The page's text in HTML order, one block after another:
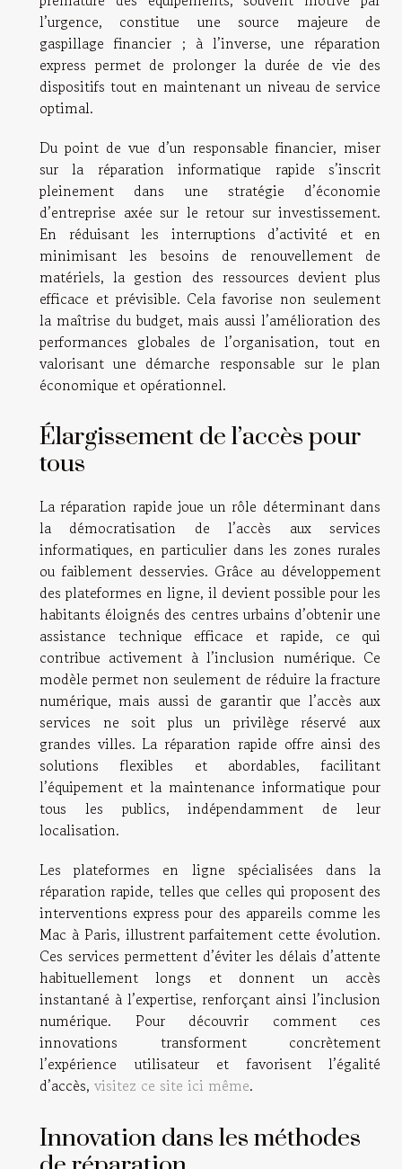
l’urgence, constitue une source majeure de
gaspillage financier ; à l’inverse, une réparation
express permet de prolonger la durée de vie des
dispositifs tout en maintenant un niveau de service
optimal.
Du point de vue d’un responsable financier, miser
sur la réparation informatique rapide s’inscrit
pleinement dans une stratégie d’économie
d’entreprise axée sur le retour sur investissement.
En réduisant les interruptions d’activité et en
minimisant les besoins de renouvellement de
matériels, la gestion des ressources devient plus
efficace et prévisible. Cela favorise non seulement
la maîtrise du budget, mais aussi l’amélioration des
performances globales de l’organisation, tout en
valorisant une démarche responsable sur le plan
économique et opérationnel.
Élargissement de l’accès pour
tous
La réparation rapide joue un rôle déterminant dans
la démocratisation de l’accès aux services
informatiques, en particulier dans les zones rurales
ou faiblement desservies. Grâce au développement
des plateformes en ligne, il devient possible pour les
habitants éloignés des centres urbains d’obtenir une
assistance technique efficace et rapide, ce qui
contribue activement à l’inclusion numérique. Ce
modèle permet non seulement de réduire la fracture
numérique, mais aussi de garantir que l’accès aux
services ne soit plus un privilège réservé aux
grandes villes. La réparation rapide offre ainsi des
solutions flexibles et abordables, facilitant
l’équipement et la maintenance informatique pour
tous les publics, indépendamment de leur
localisation.
Les plateformes en ligne spécialisées dans la
réparation rapide, telles que celles qui proposent des
interventions express pour des appareils comme les
Mac à Paris, illustrent parfaitement cette évolution.
Ces services permettent d’éviter les délais d’attente
habituellement longs et donnent un accès
instantané à l’expertise, renforçant ainsi l’inclusion
numérique. Pour découvrir comment ces
innovations transforment concrètement
l’expérience utilisateur et favorisent l’égalité
d’accès, visitez ce site ici même.
Innovation dans les méthodes